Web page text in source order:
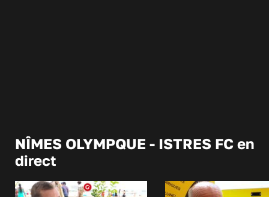
NÎMES OLYMPQUE - ISTRES FC en
direct